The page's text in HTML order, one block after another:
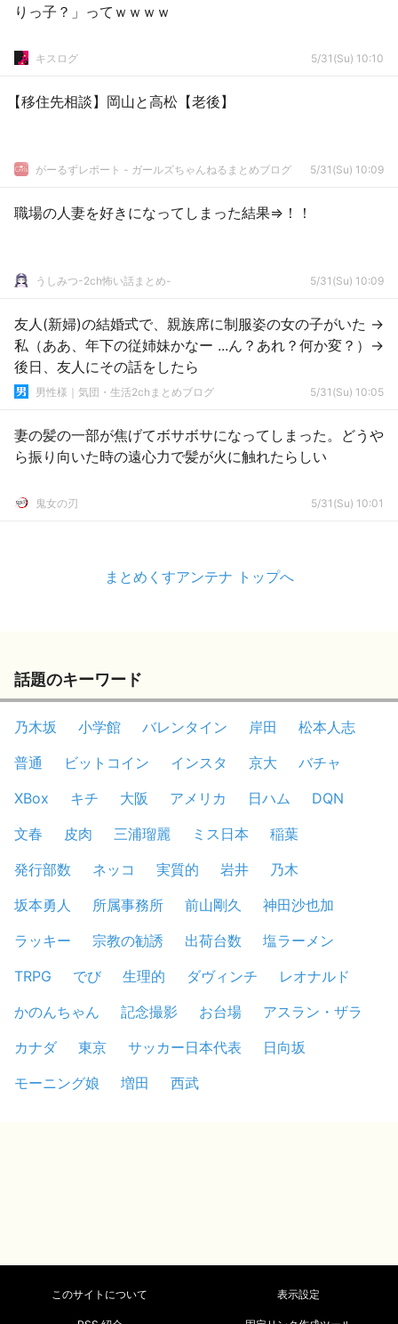
りっ子？」ってｗｗｗｗ
キスログ 5/31(Su) 10:10
【移住先相談】岡山と高松【老後】
がーるずレポート - ガールズちゃんねるまとめブログ 5/31(Su) 10:09
職場の人妻を好きになってしまった結果⇒！！
うしみつ-2ch怖い話まとめ- 5/31(Su) 10:09
友人(新婦)の結婚式で、親族席に制服姿の女の子がいた →
私（ああ、年下の従姉妹かなー ...ん？あれ？何か変？）→
後日、友人にその話をしたら
男性様｜気団・生活2chまとめブログ 5/31(Su) 10:05
妻の髪の一部が焦げてボサボサになってしまった。どうや
ら振り向いた時の遠心力で髪が火に触れたらしい
鬼女の刃 5/31(Su) 10:01
まとめくすアンテナ トップへ
話題のキーワード
乃木坂 小学館 バレンタイン 岸田
松本人志
普通
ビットコイン インスタ 京大
バチャ
XBox
キチ 大阪 アメリカ 日ハム
DQN
文春
皮肉 三浦瑠麗 ミス日本
稲葉
発行部数
ネッコ 実質的 岩井
乃木
坂本勇人
所属事務所 前山剛久
神田沙也加
ラッキー
宗教の勧誘 出荷台数
塩ラーメン
TRPG
でび 生理的 ダヴィンチ
レオナルド
かのんちゃん
記念撮影 お台場
アスラン・ザラ
カナダ
東京 サッカー日本代表
日向坂
モーニング娘
増田 西武
このサイトについて 表示設定